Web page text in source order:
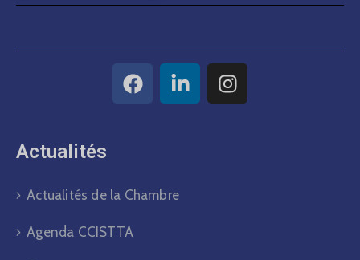
Actualités​
Actualités de la Chambre
Agenda CCISTTA